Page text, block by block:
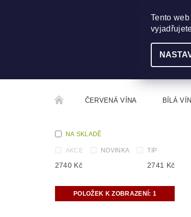
ČERVENÁ VÍNA BÍLÁ
NA SKLADĚ
AKCE NOVINKA TIP
2740 Kč 2741 Kč
POLOŽEK K ZOBRAZENÍ: 1
Tento